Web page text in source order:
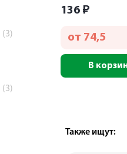
(3)
(3)
136 ₽
от 74,5
В
Также ищут: